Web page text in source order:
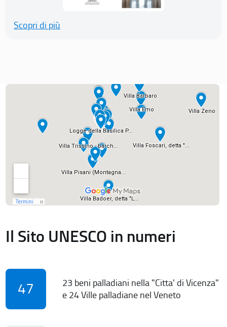
Scopri di più
Il Sito UNESCO in numeri
47
23 beni palladiani nella "Citta' di Vicenza"
e 24 Ville palladiane nel Veneto